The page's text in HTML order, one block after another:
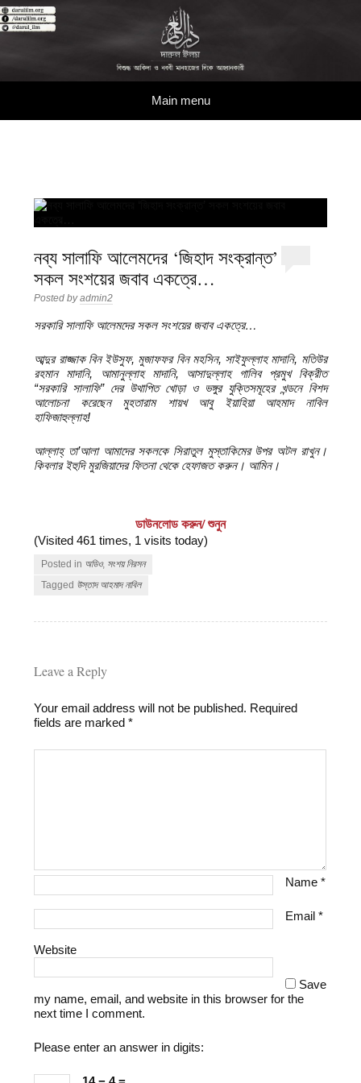
বিশুদ্ধ আকিদা ও নববী মানহাজের দিকে আহ্বানকারী
Main menu
নব্য সালাফি আলেমদের ‘জিহাদ সংক্রান্ত’
সকল সংশয়ের জবাব একত্রে…
Posted byadmin2
সরকারি সালাফি আলেমদের সকল সংশয়ের জবাব একত্রে…
আব্দুর রাজ্জাক বিন ইউসুফ, মুজাফফর বিন মহসিন, সাইফুল্লাহ মাদানি, মতিউর
রহমান মাদানি, আমানুল্লাহ মাদানি, আসাদুল্লাহ গালিব প্রমুখ বিক্রীত
“সরকারি সালাফি” দের উথাপিত খোড়া ও ভঙ্গুর যুক্তিসমূহের খন্ডনে বিশদ
আলোচনা করেছেন মুহতারাম শায়খ আবু ইয়াহিয়া আহমাদ নাবিল
হাফিজাহুল্লাহ!
আল্লাহ্‌ তা’আলা আমাদের সকলকে সিরাতুল মুস্তাকিমের উপর অটল রাখুন।
কিবলার ইহুদি মুরজিয়াদের ফিতনা থেকে হেফাজত করুন। আমিন।
ডাউনলোড করুন/ শুনুন
(Visited 461 times, 1 visits today)
Posted in অডিও, সংশয় নিরসন
Tagged উস্তাদ আহমাদ নাবিল
Leave a Reply
Your email address will not be published. Required
fields are marked*
Name*
Email*
Website
Save
my name, email, and website in this browser for the
next time I comment.
Please enter an answer in digits: